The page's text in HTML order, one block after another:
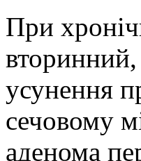
При
вторинний,
усунення
сечовому
аденома